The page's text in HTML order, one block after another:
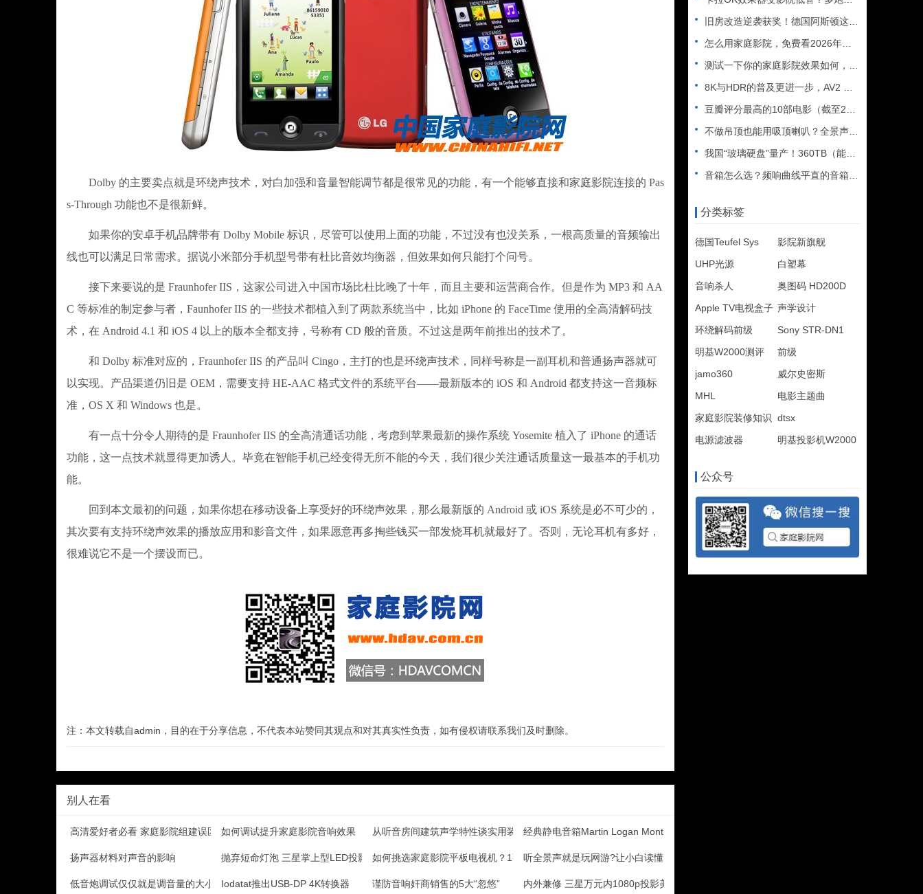
Dolby 的主要卖点就是环绕声技术，对白加强和音量智能调节都是很常见的功能，有一个能够直接和家庭影院连接的 Pas
s-Through 功能也不是很新鲜。
如果你的安卓手机品牌带有 Dolby Mobile 标识，尽管可以使用上面的功能，不过没有也没关系，一根高质量的音频输出
线也可以满足日常需求。据说小米部分手机型号带有杜比音效均衡器，但效果如何只能打个问号。
接下来要说的是 Fraunhofer IIS，这家公司进入中国市场比杜比晚了十年，而且主要和运营商合作。但是作为 MP3 和 AA
C 等标准的制定参与者，Faunhofer IIS 的一些技术都植入到了两款系统当中，比如 iPhone 的 FaceTime 使用的全高清解码技
术，在 Android 4.1 和 iOS 4 以上的版本全都支持，号称有 CD 般的音质。不过这是两年前推出的技术了。
和 Dolby 标准对应的，Fraunhofer IIS 的产品叫 Cingo，主打的也是环绕声技术，同样号称是一副耳机和普通扬声器就可
以实现。产品渠道仍旧是 OEM，需要支持 HE-AAC 格式文件的系统平台——最新版本的 iOS 和 Android 都支持这一音频标
准，OS X 和 Windows 也是。
有一点十分令人期待的是 Fraunhofer IIS 的全高清通话功能，考虑到苹果最新的操作系统 Yosemite 植入了 iPhone 的通话
功能，这一点技术就显得更加诱人。毕竟在智能手机已经变得无所不能的今天，我们很少关注通话质量这一最基本的手机功
能。
回到本文最初的问题，如果你想在移动设备上享受好的环绕声效果，那么最新版的 Android 或 iOS 系统是必不可少的，
其次要有支持环绕声效果的播放应用和影音文件，如果愿意再多掏些钱买一部发烧耳机就最好了。否则，无论耳机有多好，
很难说它不是一个摆设而已。
注：本文转载自admin，目的在于分享信息，不代表本站赞同其观点和对其真实性负责，如有侵权请联系我们及时删除。
别人在看
高清爱好者必看 家庭影院组建误区 如何调试提升家庭影院音响效果 从听音房间建筑声学特性谈实用装修方法经典静电音箱Martin Logan Montis品
扬声器材料对声音的影响 抛弃短命灯泡 三星掌上型LED投影评测如何挑选家庭影院平板电视机？1张图告诉你听全景声就是玩网游?让小白读懂Dolby Atmos
低音炮调试仅仅就是调音量的大小吗？Iodatat推出USB-DP 4K转换器 谨防音响奸商销售的5大“忽悠” 内外兼修 三星万元内1080p投影美图秀
旧房改造逆袭获奖！德国阿斯顿这套7.2.4全景声私人影院太惊
怎么用家庭影院，免费看2026年世界杯直播？
测试一下你的家庭影院效果如何，bobo精选测试片1~3合集
8K与HDR的普及更进一步，AV2 视频编解码器发布
豆瓣评分最高的10部电影（截至2025年）
不做吊顶也能用吸顶喇叭？全景声天空声道安装教程
我国“玻璃硬盘”量产！360TB（能装2.5万部电影），10
音箱怎么选？频响曲线平直的音箱一定好听吗？
分类标签
德国Teufel Sys
影院新旗舰
UHP光源
白塑幕
音响杀人
奥图码 HD200D
Apple TV电视盒子 声学设计
环绕解码前级
Sony STR-DN1
明基W2000测评
前级
jamo360
威尔史密斯
MHL
电影主题曲
家庭影院装修知识 dtsx
电源滤波器
明基投影机W2000
公众号